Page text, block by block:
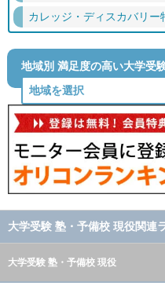
カレッジ・ディスカバリー
地域別 満足度の高い大学受
大学受験 塾・予備校 現役関連
大学受験 塾・予備校 現役